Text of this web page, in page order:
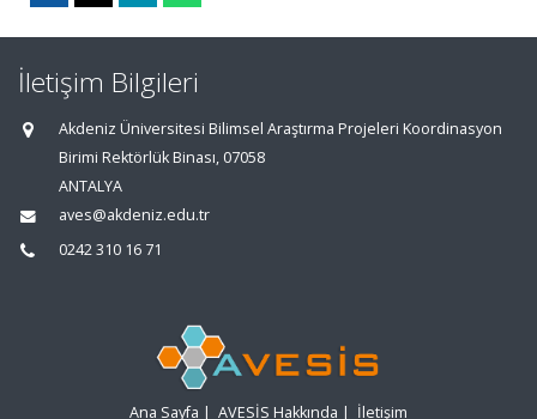
İletişim Bilgileri
Akdeniz Üniversitesi Bilimsel Araştırma Projeleri Koordinasyon
Birimi Rektörlük Binası, 07058
ANTALYA
aves@akdeniz.edu.tr
0242 310 16 71
Ana Sayfa | AVESİS Hakkında | İletişim